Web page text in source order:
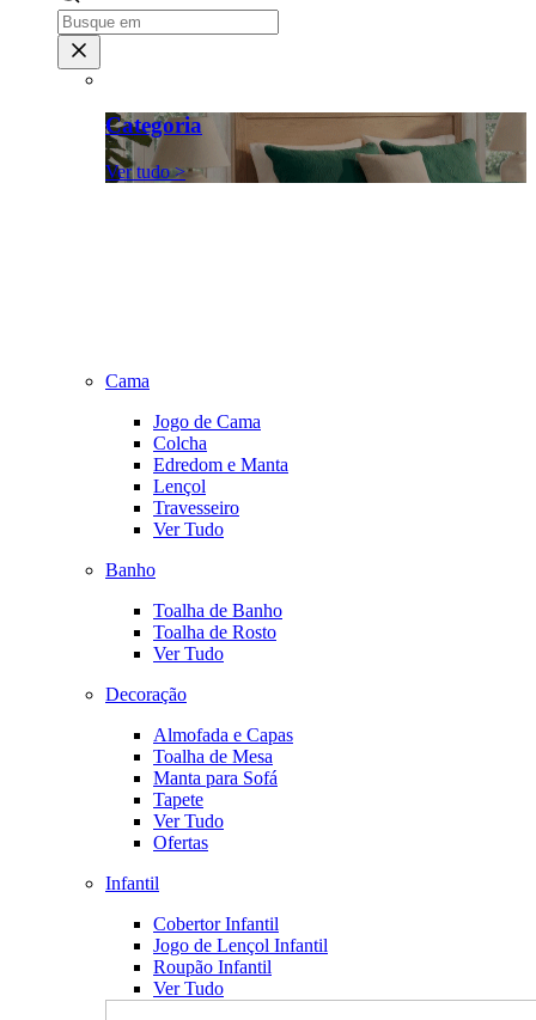
Categoria
Ver tudo >
Cama
Jogo de Cama
Colcha
Edredom e Manta
Lençol
Travesseiro
Ver Tudo
Banho
Toalha de Banho
Toalha de Rosto
Ver Tudo
Decoração
Almofada e Capas
Toalha de Mesa
Manta para Sofá
Tapete
Ver Tudo
Ofertas
Infantil
Cobertor Infantil
Jogo de Lençol Infantil
Roupão Infantil
Ver Tudo